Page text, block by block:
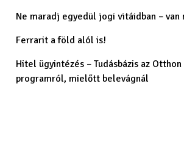
Ne maradj egyedül jogi vitáidban – van
Ferrarit a föld alól is!
Hitel ügyintézés – Tudásbázis az
programról, mielőtt belevágnál